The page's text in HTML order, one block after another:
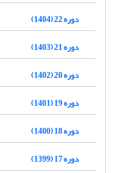
دوره 22 (1404)
دوره 21 (1403)
دوره 20 (1402)
دوره 19 (1401)
دوره 18 (1400)
دوره 17 (1399)